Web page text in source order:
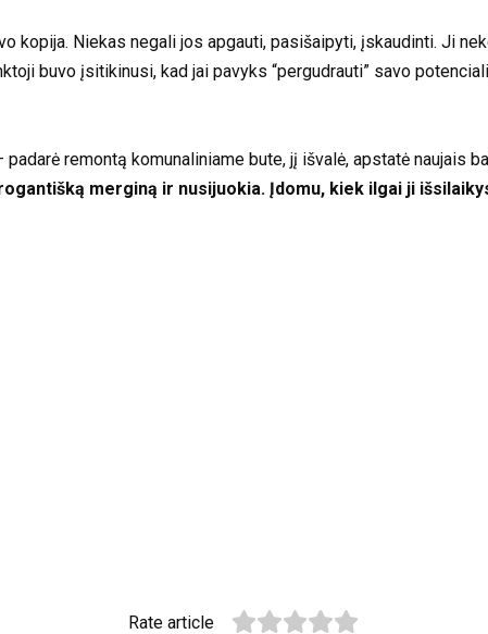
kopija. Niekas negali jos apgauti, pasišaipyti, įskaudinti. Ji
buvo įsitikinusi, kad jai pavyks “pergudrauti” savo
remontą komunaliniame bute, jį išvalė, apstatė naujais
merginą ir nusijuokia. Įdomu, kiek ilgai ji
Rate article